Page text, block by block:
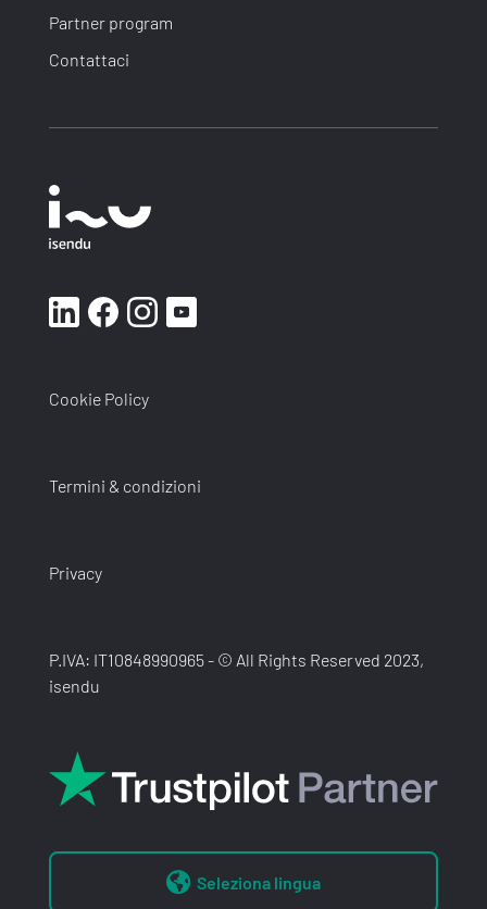
Partner program
Contattaci
Cookie Policy
Termini & condizioni
Privacy
P.IVA: IT10848990965 - © All Rights Reserved 2023,
isendu
 Seleziona lingua